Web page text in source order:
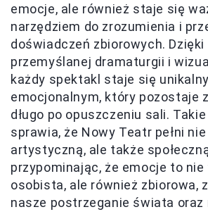
emocje, ale również staje się
narzędziem do zrozumienia i
doświadczeń zbiorowych.
przemyślanej dramaturgii i
każdy spektakl staje się
emocjonalnym, który pozostaje
długo po opuszczeniu sali.
sprawia, że Nowy Teatr pełni
artystyczną, ale także
przypominając, że emocje to
osobista, ale również zbiorowa,
nasze postrzeganie świata oraz